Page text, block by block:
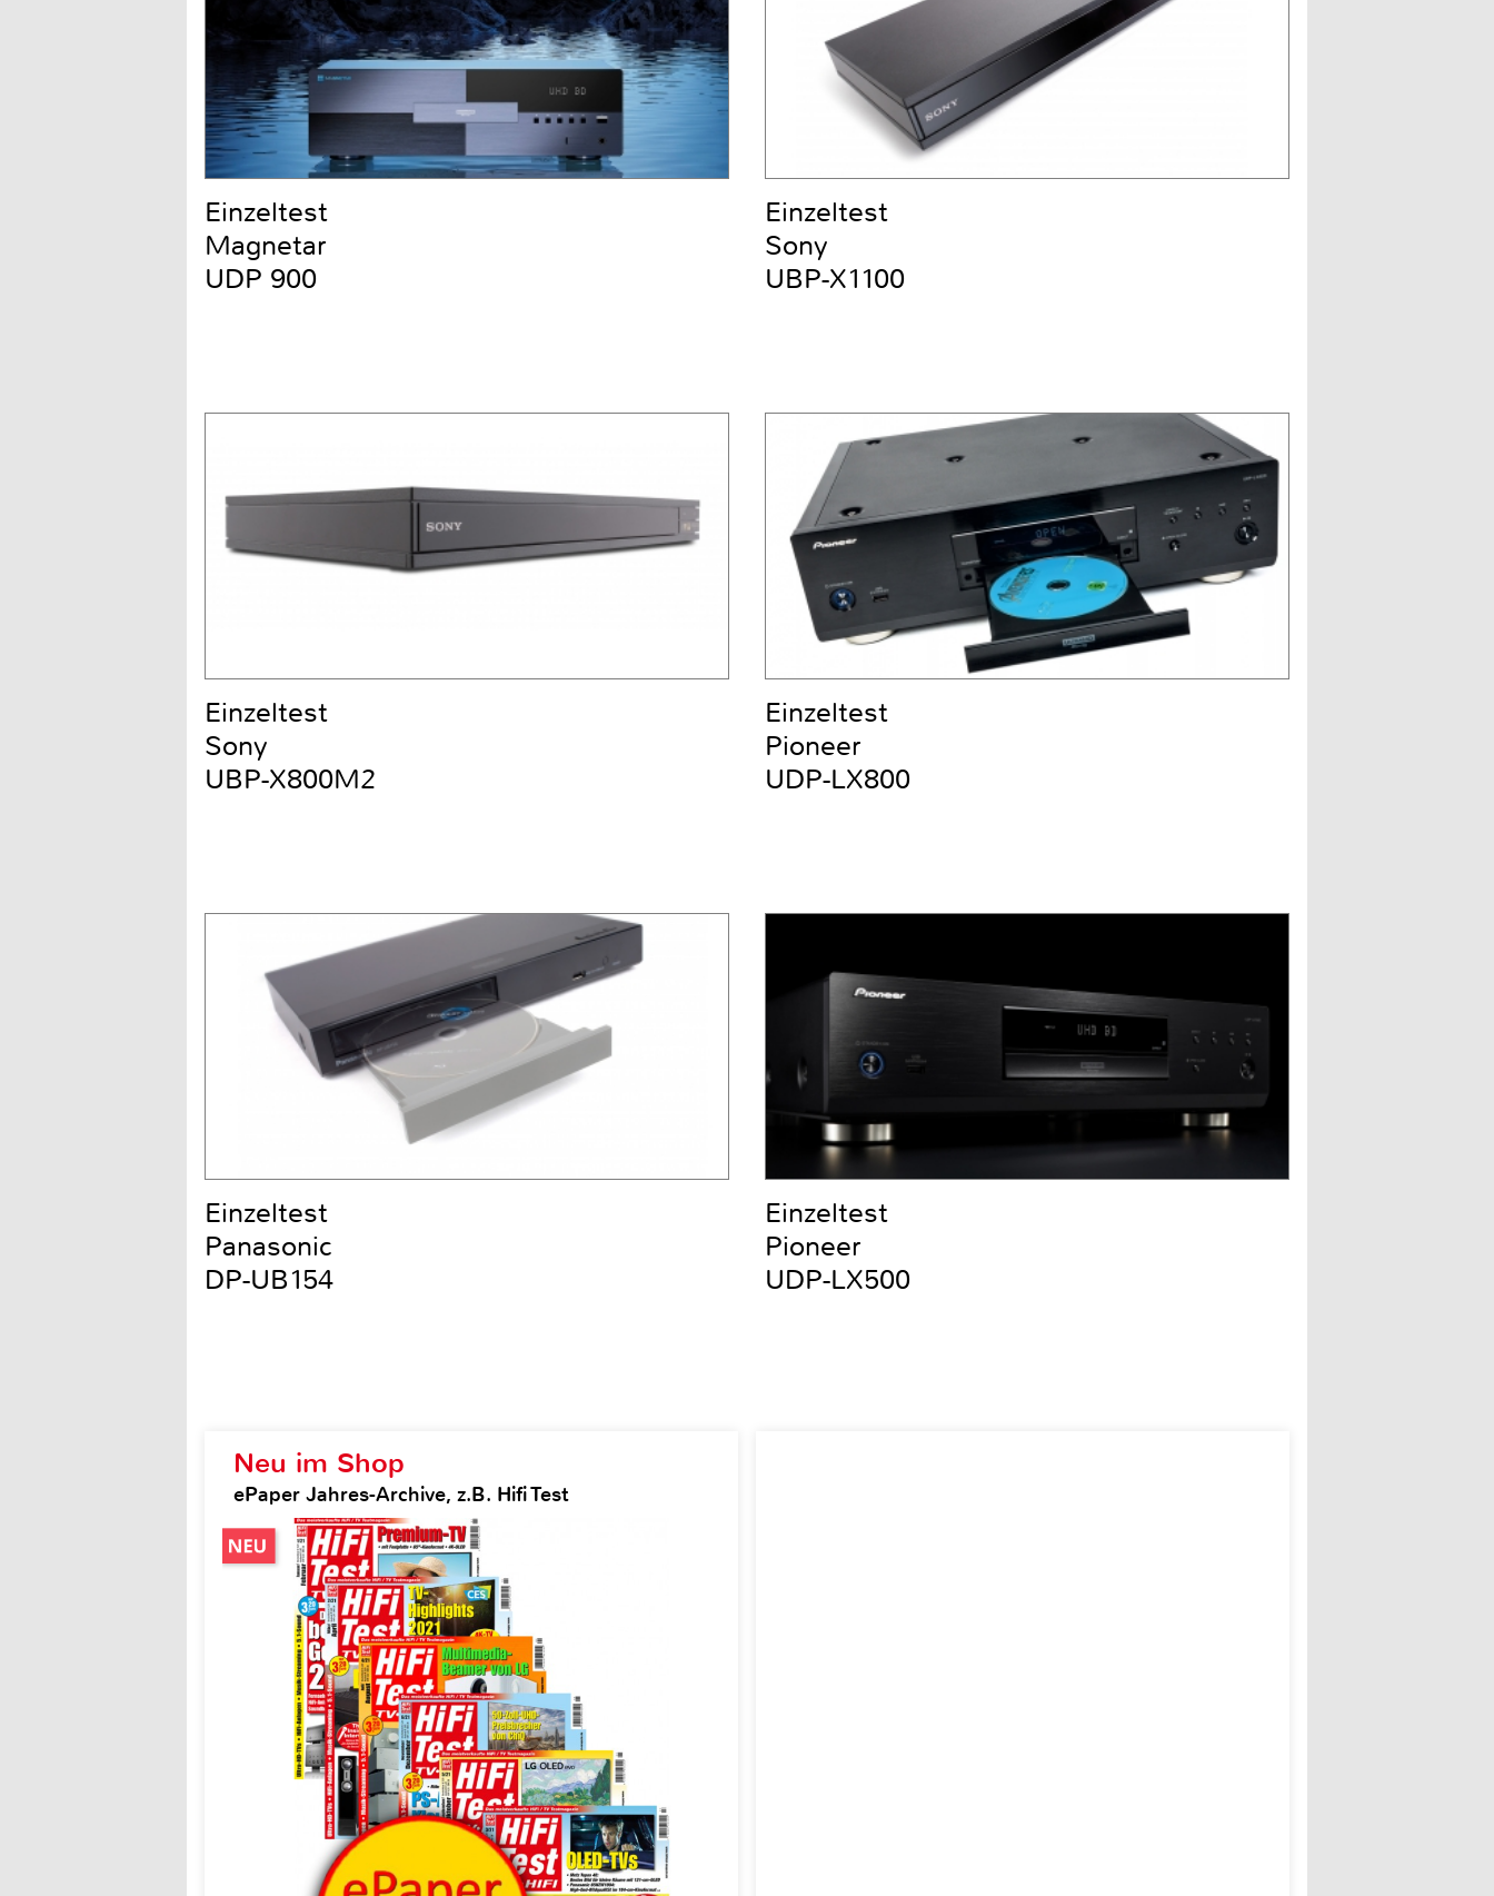
Neu im Shop
ePaper Jahres-Archive, z.B. Hifi Test
Einzeltest
Magnetar
UDP 900
Einzeltest
Sony
UBP-X1100
Einzeltest
Sony
UBP-X800M2
Einzeltest
Pioneer
UDP-LX800
Einzeltest
Panasonic
DP-UB154
Einzeltest
Pioneer
UDP-LX500